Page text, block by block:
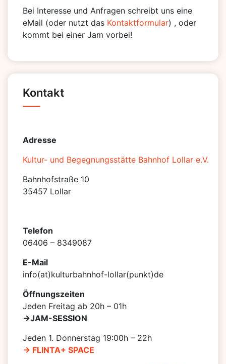
Bei Interesse und Anfragen schreibt uns eine
eMail (oder nutzt das Kontaktformular) , oder
kommt bei einer Jam vorbei!
Kontakt
Adresse
Kultur- und Begegnungsstätte Bahnhof Lollar e.V.
Bahnhofstraße 10
35457 Lollar
Telefon
06406 – 8349087
E-Mail
info(at)kulturbahnhof-lollar(punkt)de
Öffnungszeiten
Jeden Freitag ab 20h – 01h
->JAM-SESSION
Jeden 1. Donnerstag 19:00h – 22h
-> FLINTA+ SPACE